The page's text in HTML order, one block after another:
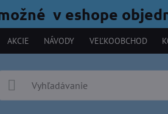
v eshope
AKCIE NÁVODY VEĽKOOBCHOD